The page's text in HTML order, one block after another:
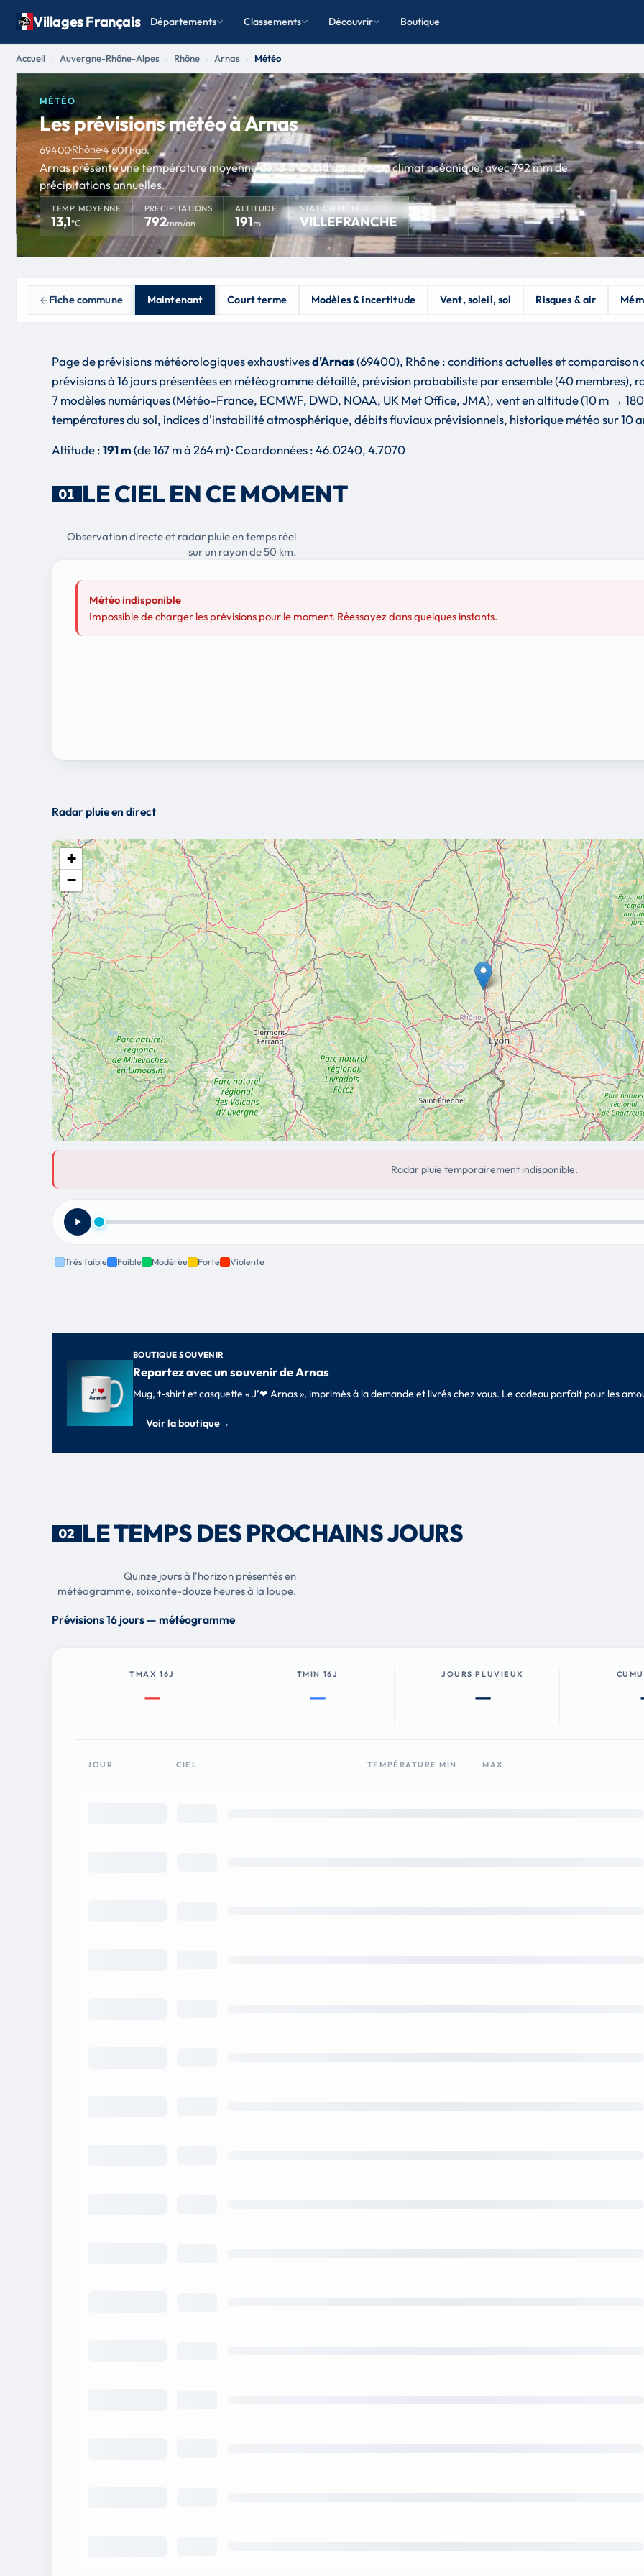
Villages Français Départements Classements Découvrir Boutique
Accueil Auvergne-Rhône-Alpes Rhône Arnas Météo
MÉTÉO
Les prévisions météo à Arnas
69400·Rhône·4 601 hab.
Arnas présente une température moyenne de 13,1 °C sur l'année — un climat océanique, avec 792 mm de
précipitations annuelles.
TEMP. MOYENNE
13,1°C
PRÉCIPITATIONS
792mm/an
ALTITUDE
191m
STATION MÉTÉO
VILLEFRANCHE
Fiche commune Maintenant Court terme Modèles & incertitude Vent, soleil, sol Risques & air
Page de prévisions météorologiques exhaustivesd'Arnas(69400), Rhône : conditions actuelles et comparaison
prévisions à 16 jours présentées en météogramme détaillé, prévision probabiliste par ensemble (40 membres),
7 modèles numériques (Météo-France, ECMWF, DWD, NOAA, UK Met Office, JMA), vent en altitude (10 m →
températures du sol, indices d'instabilité atmosphérique, débits fluviaux prévisionnels, historique météo sur 10
Altitude :191 m(de 167 m à 264 m) · Coordonnées : 46.0240, 4.7070
01 LE CIEL EN CE MOMENT
Observation directe et radar pluie en temps réel
sur un rayon de 50 km.
Météo indisponible
Impossible de charger les prévisions pour le moment. Réessayez dans quelques instants.
Radar pluie en direct
+
−
Radar pluie temporairement indisponible.
Très faible Faible Modérée Forte Violente
BOUTIQUE SOUVENIR
Repartez avec un souvenir de Arnas
Mug, t-shirt et casquette « J’❤ Arnas », imprimés à la demande et livrés chez vous. Le cadeau parfait pour les
Voir la boutique→
02 LE TEMPS DES PROCHAINS JOURS
Quinze jours à l'horizon présentés en
météogramme, soixante-douze heures à la loupe.
Prévisions 16 jours — météogramme
TMAX 16J
—
TMIN 16J
—
JOURS PLUVIEUX
—
JOUR CIEL TEMPÉRATURE MIN ─── MAX